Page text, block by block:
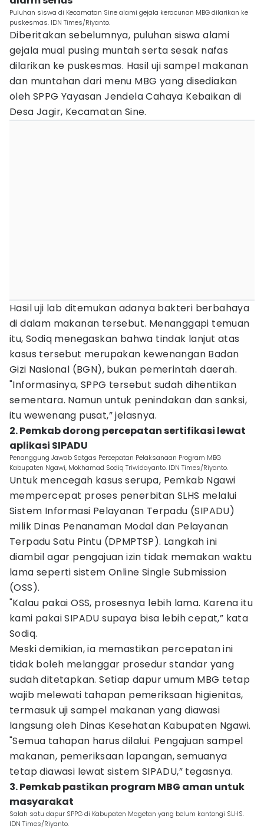
Puluhan siswa di Kecamatan Sine alami gejala keracunan MBG dilarikan ke
puskesmas. IDN Times/Riyanto.
Diberitakan sebelumnya, puluhan siswa alami
gejala mual pusing muntah serta sesak nafas
dilarikan ke puskesmas. Hasil uji sampel makanan
dan muntahan dari menu MBG yang disediakan
oleh SPPG Yayasan Jendela Cahaya Kebaikan di
Desa Jagir, Kecamatan Sine.
Hasil uji lab ditemukan adanya bakteri berbahaya
di dalam makanan tersebut. Menanggapi temuan
itu, Sodiq menegaskan bahwa tindak lanjut atas
kasus tersebut merupakan kewenangan Badan
Gizi Nasional (BGN), bukan pemerintah daerah.
"Informasinya, SPPG tersebut sudah dihentikan
sementara. Namun untuk penindakan dan sanksi,
itu wewenang pusat,” jelasnya.
2. Pemkab dorong percepatan sertifikasi lewat
aplikasi SIPADU
Penanggung Jawab Satgas Percepatan Pelaksanaan Program MBG
Kabupaten Ngawi, Mokhamad Sodiq Triwidayanto. IDN Times/Riyanto.
Untuk mencegah kasus serupa, Pemkab Ngawi
mempercepat proses penerbitan SLHS melalui
Sistem Informasi Pelayanan Terpadu (SIPADU)
milik Dinas Penanaman Modal dan Pelayanan
Terpadu Satu Pintu (DPMPTSP). Langkah ini
diambil agar pengajuan izin tidak memakan waktu
lama seperti sistem Online Single Submission
(OSS).
"Kalau pakai OSS, prosesnya lebih lama. Karena itu
kami pakai SIPADU supaya bisa lebih cepat,” kata
Sodiq.
Meski demikian, ia memastikan percepatan ini
tidak boleh melanggar prosedur standar yang
sudah ditetapkan. Setiap dapur umum MBG tetap
wajib melewati tahapan pemeriksaan higienitas,
termasuk uji sampel makanan yang diawasi
langsung oleh Dinas Kesehatan Kabupaten Ngawi.
"Semua tahapan harus dilalui. Pengajuan sampel
makanan, pemeriksaan lapangan, semuanya
tetap diawasi lewat sistem SIPADU,” tegasnya.
3. Pemkab pastikan program MBG aman untuk
masyarakat
Salah satu dapur SPPG di Kabupaten Magetan yang belum kantongi SLHS.
IDN Times/Riyanto.